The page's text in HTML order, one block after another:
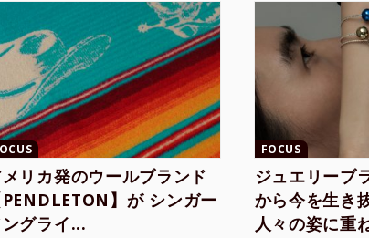
リカ発のウールブランド
PENDLETON】が シンガー
ングライ...
FOCUS
ジュエリーブ
から今を生き
人々の姿に重